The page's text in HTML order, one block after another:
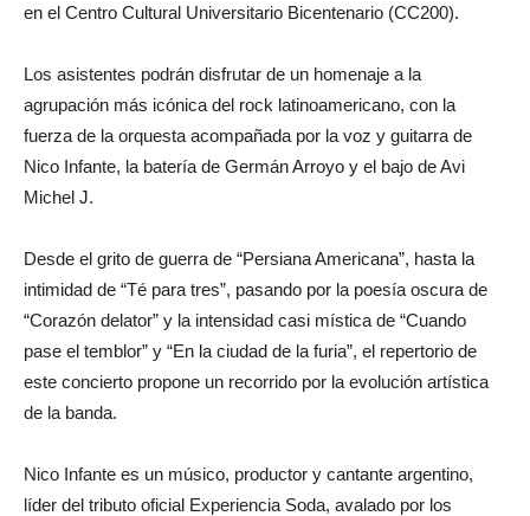
en el Centro Cultural Universitario Bicentenario (CC200).
Los asistentes podrán disfrutar de un homenaje a la
agrupación más icónica del rock latinoamericano, con la
fuerza de la orquesta acompañada por la voz y guitarra de
Nico Infante, la batería de Germán Arroyo y el bajo de Avi
Michel J.
Desde el grito de guerra de “Persiana Americana”, hasta la
intimidad de “Té para tres”, pasando por la poesía oscura de
“Corazón delator” y la intensidad casi mística de “Cuando
pase el temblor” y “En la ciudad de la furia”, el repertorio de
este concierto propone un recorrido por la evolución artística
de la banda.
Nico Infante es un músico, productor y cantante argentino,
líder del tributo oficial Experiencia Soda, avalado por los